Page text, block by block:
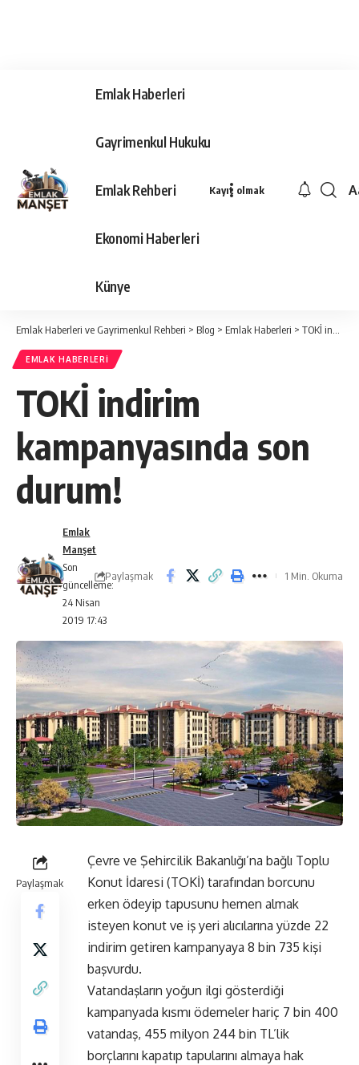
Emlak Haberleri
Gayrimenkul Hukuku
Emlak Rehberi
Ekonomi Haberleri
Künye
Kayıt olmak
Emlak Haberleri ve Gayrimenkul Rehberi > Blog > Emlak Haberleri > TOKİ indirim kampanyasında son durum!
EMLAK HABERLERI
TOKİ indirim
kampanyasında son
durum!
Son
güncelleme:
24 Nisan
2019 17:43
Emlak
Manşet
Paylaşmak 1 Min. Okuma
Paylaşmak
Çevre ve Şehircilik Bakanlığı’na bağlı Toplu
Konut İdaresi (TOKİ) tarafından borcunu
erken ödeyip tapusunu hemen almak
isteyen konut ve iş yeri alıcılarına yüzde 22
indirim getiren kampanyaya 8 bin 735 kişi
başvurdu.
Vatandaşların yoğun ilgi gösterdiği
kampanyada kısmı ödemeler hariç 7 bin 400
vatandaş, 455 milyon 244 bin TL’lik
borçlarını kapatıp tapularını almaya hak